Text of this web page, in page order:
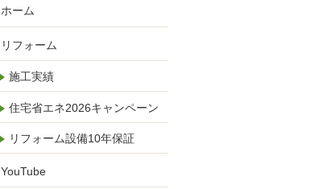
ホーム
リフォーム
施工実績
住宅省エネ2026キャンペーン
リフォーム設備10年保証
YouTube